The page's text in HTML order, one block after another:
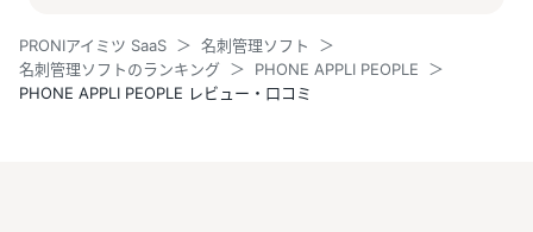
PRONIアイミツ SaaS
名刺管理ソフト
名刺管理ソフトのランキング
PHONE APPLI PEOPLE
PHONE APPLI PEOPLE レビュー・口コミ